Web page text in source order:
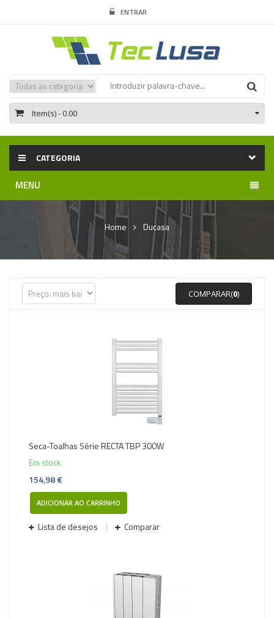
ENTRAR
Item(s)- 0.00
CATEGORIA
MENU
Home Ducasa
COMPARAR(0)
Seca-Toalhas Série RECTA TBP 300W
Em stock
154,98 €
ADICIONAR AO CARRINHO
Lista de desejos Comparar